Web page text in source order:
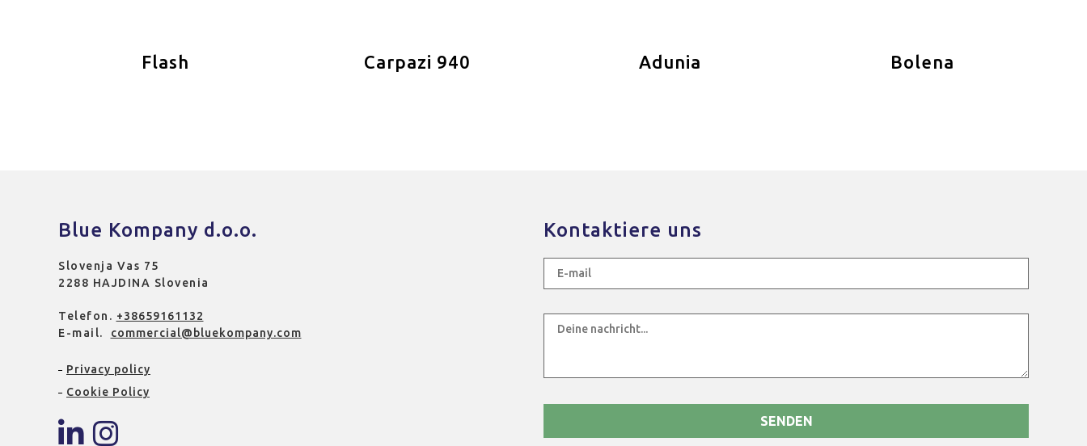
Flash Carpazi 940 Adunia Bolena
Blue Kompany d.o.o.
Slovenja Vas 75
2288 HAJDINA Slovenia
Telefon. +38659161132
E-mail. commercial@bluekompany.com
Privacy policy
Cookie Policy
Kontaktiere uns